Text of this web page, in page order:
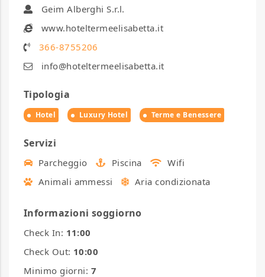
Geim Alberghi S.r.l.
www.hoteltermeelisabetta.it
366-8755206
info@hoteltermeelisabetta.it
Tipologia
Hotel Luxury Hotel Terme e Benessere
Servizi
Parcheggio Piscina
Wifi
Animali ammessi
Aria condizionata
Informazioni soggiorno
Check In: 11:00
Check Out: 10:00
Minimo giorni: 7